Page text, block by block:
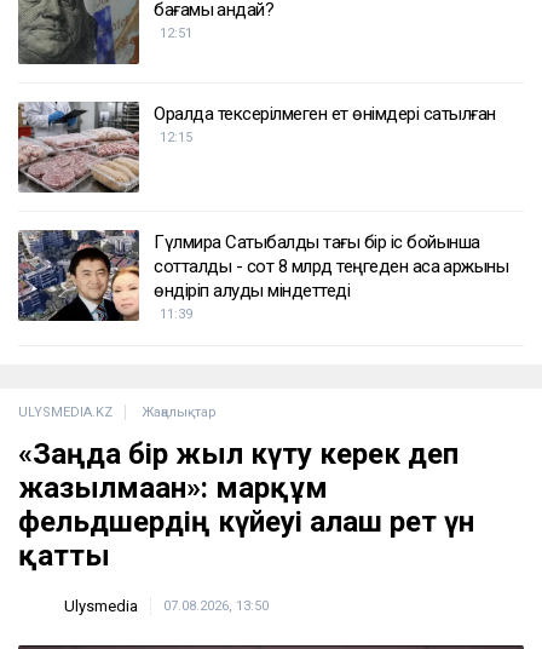
бағамы қандай?
12:51
Оралда тексерілмеген ет өнімдері сатылған
12:15
Гүлмира Сатыбалды тағы бір іс бойынша
сотталды - сот 8 млрд теңгеден аса қаржыны
өндіріп алуды міндеттеді
11:39
ULYSMEDIA.KZ Жаңалықтар
«Заңда бір жыл күту керек деп
жазылмаған»: марқұм
фельдшердің күйеуі алғаш рет үн
қатты
Ulysmedia 07.08.2026, 13:50